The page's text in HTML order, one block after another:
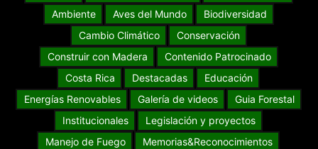
Ambiente
Aves del Mundo
Biodiversidad
Cambio Climático
Conservación
Construir con Madera
Contenido Patrocinado
Costa Rica
Destacadas
Educación
Energías Renovables
Galería de videos
Guia Forestal
Institucionales
Legislación y proyectos
Manejo de Fuego
Memorias&Reconocimientos